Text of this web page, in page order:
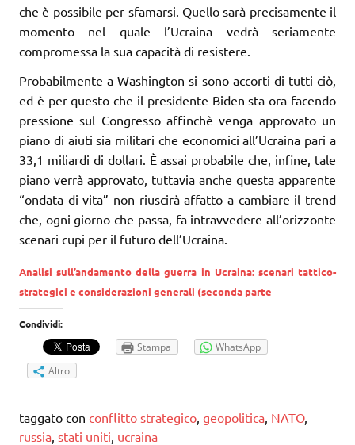
che è possibile per sfamarsi. Quello sarà precisamente il
momento nel quale l’Ucraina vedrà seriamente
compromessa la sua capacità di resistere.
Probabilmente a Washington si sono accorti di tutti ciò,
ed è per questo che il presidente Biden sta ora facendo
pressione sul Congresso affinchè venga approvato un
piano di aiuti sia militari che economici all’Ucraina pari a
33,1 miliardi di dollari. È assai probabile che, infine, tale
piano verrà approvato, tuttavia anche questa apparente
“ondata di vita” non riuscirà affatto a cambiare il trend
che, ogni giorno che passa, fa intravvedere all’orizzonte
scenari cupi per il futuro dell’Ucraina.
Analisi sull’andamento della guerra in Ucraina: scenari tattico-
strategici e considerazioni generali (seconda parte
Condividi:
Stampa
WhatsApp
Altro
taggato con conflitto strategico geopolitica NATO,
russia stati uniti ucraina